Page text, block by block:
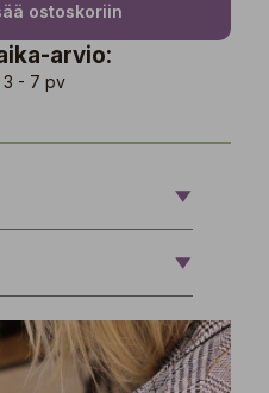
ostoskoriin
arvio:
3 - 7 pv